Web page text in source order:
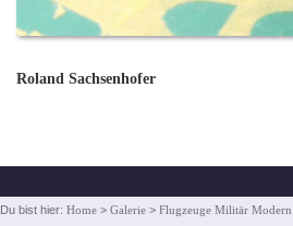
Roland Sachsenhofer
Du bist hier: Home > Galerie > Flugzeuge Militär Modern